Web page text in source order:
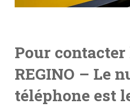
Pour
REGINO – Le
téléphone est